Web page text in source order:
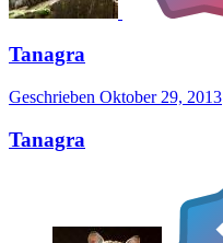
Tanagra
Geschrieben Oktober 29, 2013
Tanagra